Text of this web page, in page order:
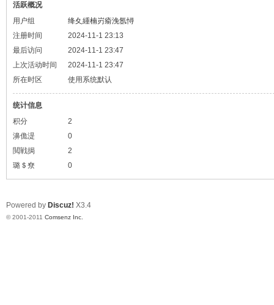
活跃概况
用户组
绛夊緟楠岃瘉浼氬憳
注册时间
2024-11-1 23:13
最后访问
2024-11-1 23:47
上次活动时间
2024-11-1 23:47
所在时区
使用系统默认
统计信息
积分
2
濞佹湜
0
閲戦挶
2
璐＄尞
0
Powered by Discuz! X3.4
© 2001-2011 Comsenz Inc.